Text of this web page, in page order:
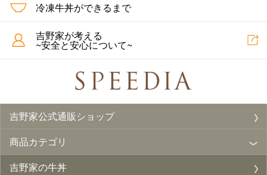
冷凍牛丼ができるまで
吉野家が考える
~安全と安心について~
吉野家公式通販ショップ
商品カテゴリ
吉野家の牛丼